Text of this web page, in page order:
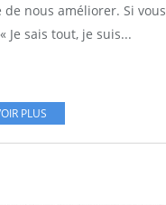
de nous améliorer. Si vous
Je sais tout, je suis...
PLUS